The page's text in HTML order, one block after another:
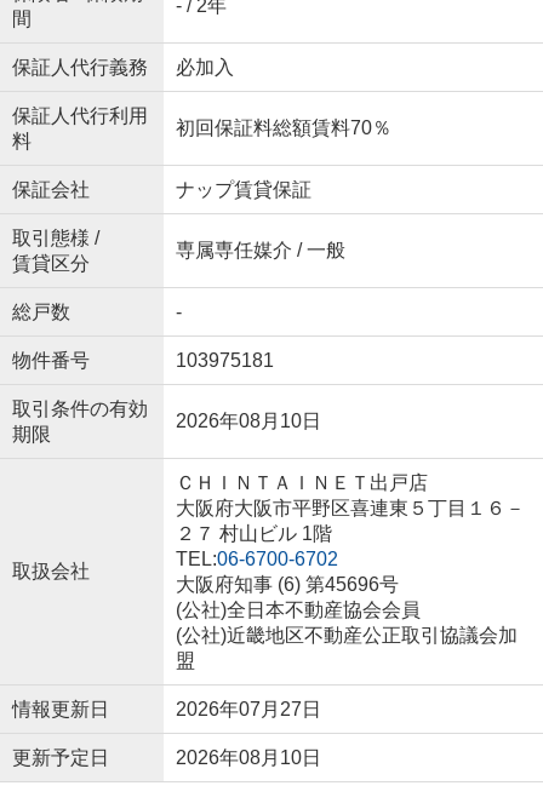
間
- / 2年
保証人代行義務 必加入
保証人代行利用
料
初回保証料総額賃料70％
保証会社 ナップ賃貸保証
取引態様 /
賃貸区分
専属専任媒介 / 一般
総戸数 -
物件番号 103975181
取引条件の有効
期限
2026年08月10日
取扱会社
ＣＨＩＮＴＡＩＮＥＴ出戸店
大阪府大阪市平野区喜連東５丁目１６－
２７ 村山ビル 1階
TEL:06-6700-6702
大阪府知事 (6) 第45696号
(公社)全日本不動産協会会員
(公社)近畿地区不動産公正取引協議会加
盟
情報更新日 2026年07月27日
更新予定日 2026年08月10日